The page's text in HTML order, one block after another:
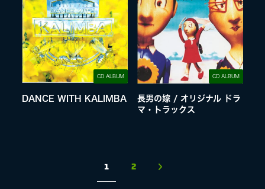
CD ALBUM
DANCE WITH KALIMBA
CD ALBUM
長男の嫁 / オリジナル ドラ
マ・トラックス
1 2